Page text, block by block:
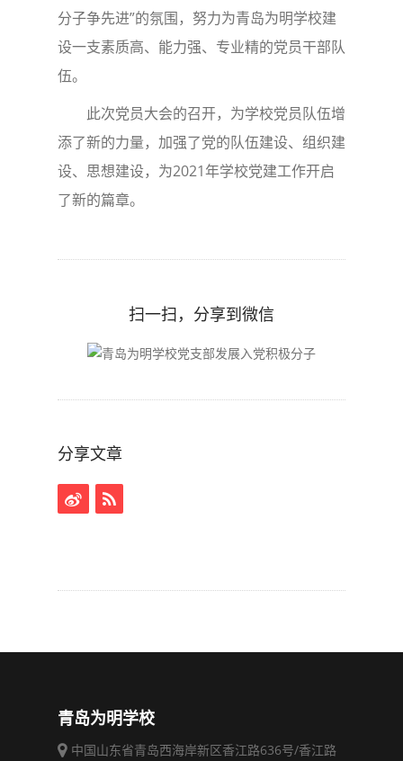
分子争先进”的氛围，努力为青岛为明学校建
设一支素质高、能力强、专业精的党员干部队
伍。
此次党员大会的召开，为学校党员队伍增
添了新的力量，加强了党的队伍建设、组织建
设、思想建设，为2021年学校党建工作开启
了新的篇章。
扫一扫，分享到微信
分享文章
青岛为明学校
中国山东省青岛西海岸新区香江路636号/香江路